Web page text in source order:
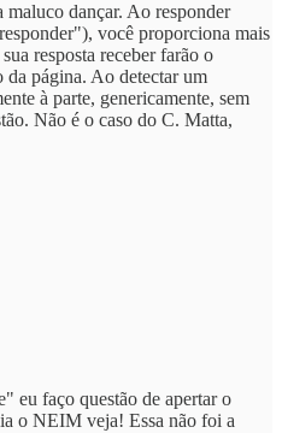
maluco dançar. Ao responder
você proporciona mais
resposta receber farão o
página. Ao detectar um
à parte, genericamente, sem
Não é o caso do C. Matta,
eu faço questão de apertar o
o NEIM veja! Essa não foi a